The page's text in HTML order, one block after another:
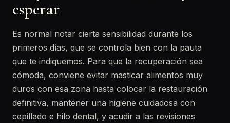
esperar
Es normal notar cierta sensibilidad durante los
primeros días, que se controla bien con la pauta
que te indiquemos. Para que la recuperación sea
cómoda, conviene evitar masticar alimentos muy
duros con esa zona hasta colocar la restauración
definitiva, mantener una higiene cuidadosa con
cepillado e hilo dental, y acudir a las revisiones